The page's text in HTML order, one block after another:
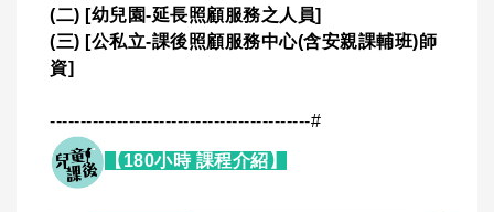
(二) [幼兒園-延長照顧服務之人員]
(三) [公私立-課後照顧服務中心(含安親課輔班)師
資]
-------------------------------------------#
【180小時 課程介紹】